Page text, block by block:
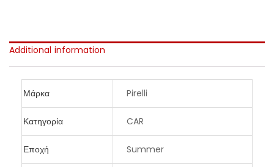
Additional information
Μάρκα Pirelli
Κατηγορία CAR
Εποχή Summer